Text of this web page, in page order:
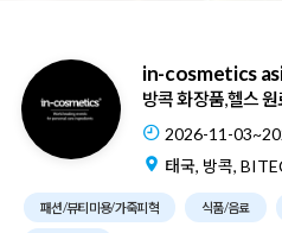
in-cosmetics
방콕 화장품,헬스
2026-11-
태국, 방콕,
패션/뷰티미용/가죽피혁 식품/음료